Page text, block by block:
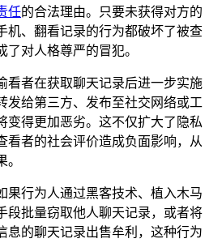
任的合法理由。只要未获得对方的
机、翻看记录的行为都破坏了被查
对人格尊严的冒犯。
者在获取聊天记录后进一步实施
发给第三方、发布至社交网络或工
变得更加恶劣。这不仅扩大了隐私
看者的社会评价造成负面影响，从
行为人通过黑客技术、植入木马
段批量窃取他人聊天记录，或者将
息的聊天记录出售牟利，这种行为